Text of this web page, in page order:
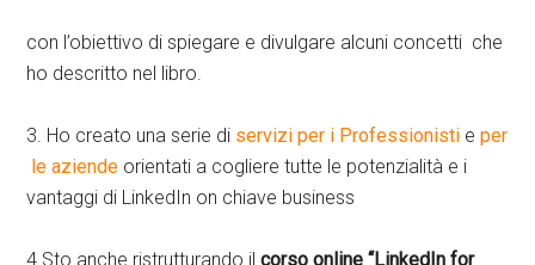
con l’obiettivo di spiegare e divulgare alcuni concetti che
ho descritto nel libro.
3. Ho creato una serie di servizi per i Professionisti eper
le aziende orientati a cogliere tutte le potenzialità e i
vantaggi di LinkedIn on chiave business
4.Sto anche ristrutturando ilcorso online “LinkedIn for